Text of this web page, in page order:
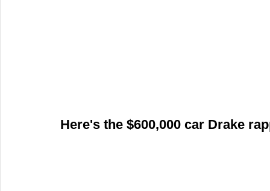
Here's the $600,000 car Drake